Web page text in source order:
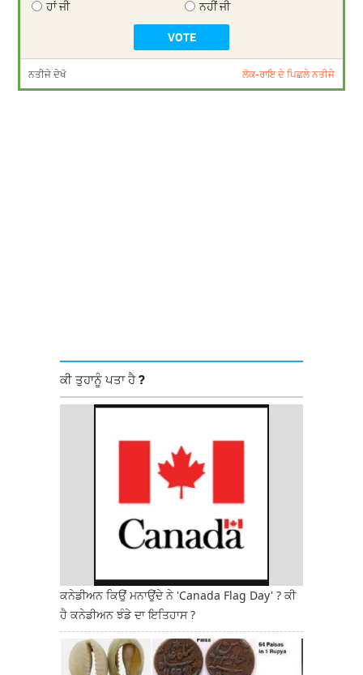
ਹਾਂ ਜੀ ਨਹੀਂ ਜੀ
ਨਤੀਜੇ ਦੇਖੋ ਲੋਕ-ਰਾਇ ਦੇ ਪਿਛਲੇ ਨਤੀਜੇ
ਕੀ ਤੁਹਾਨੂੰ ਪਤਾ ਹੈ ?
ਕਨੇਡੀਅਨ ਕਿਉਂ ਮਨਾਉਂਦੇ ਨੇ 'Canada Flag Day' ? ਕੀ
ਹੈ ਕਨੇਡੀਅਨ ਝੰਡੇ ਦਾ ਇਤਿਹਾਸ ?